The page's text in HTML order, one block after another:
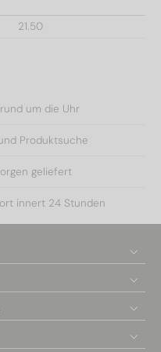
21.50
um die Uhr
Produktsuche
geliefert
innert 24 Stunden